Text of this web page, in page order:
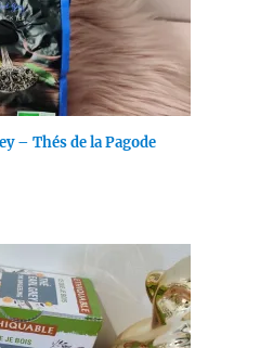
– Thés de la Pagode